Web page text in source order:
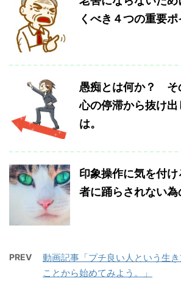
くべき４つの重要ポ
愚痴とは何か？
心の停滞から抜け
は。
印象操作に気を付
者に踊らされない為
PREV
動画記事「プチ良い人という生
ことから始めてみよう。」